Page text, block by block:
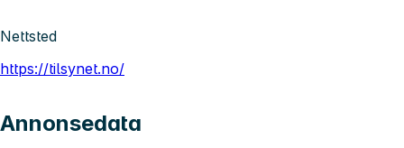
Nettsted
https://tilsynet.no/
Annonsedata